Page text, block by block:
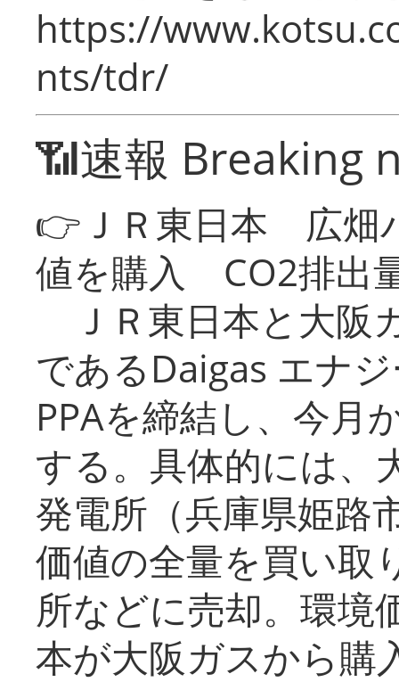
https://
nts/tdr/
📶速報 Breaking
👉ＪＲ東日本 広畑
値を購入 CO2排出
ＪＲ東日本と大阪
であるDaigas エナ
PPAを締結し、今月
する。具体的には、
発電所（兵庫県姫路
価値の全量を買い取
所などに売却。環境
本が大阪ガスから購